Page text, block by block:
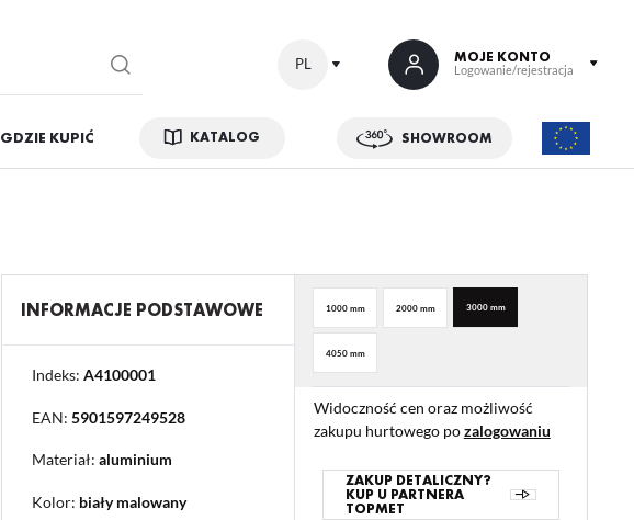
PL MOJE KONTO
Logowanie/rejestracja
GDZIE KUPIĆ KATALOG SHOWROOM
brak konieczności wprowadzania swoich danych przy kolejnych zakupach
INFORMACJE PODSTAWOWE
Indeks: A4100001
EAN: 5901597249528
Materiał: aluminium
Kolor: biały malowany
1000 mm 2000 mm 3000 mm
4050 mm
Widoczność cen oraz możliwość
zakupu hurtowego pozalogowaniu
ZAKUP DETALICZNY?
KUP U PARTNERA
TOPMET